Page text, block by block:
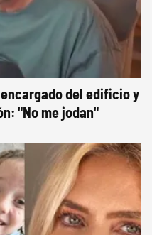
del edificio y
"No me jodan"